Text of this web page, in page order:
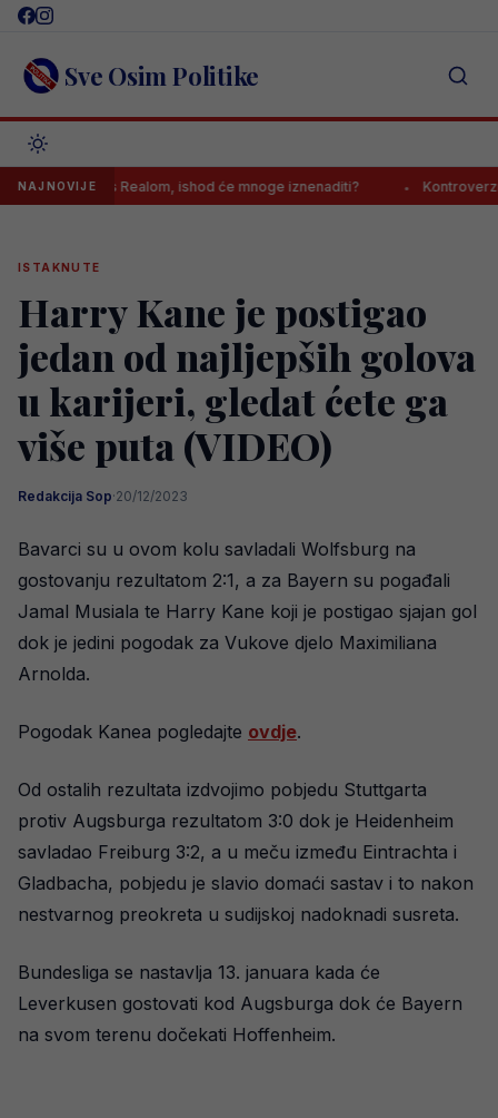
Skip
content Sve Osim Politike
NAJNOVIJEs Realom, ishod će mnoge iznenaditi? Kontroverzni
ISTAKNUTE
Harry Kane je postigao
jedan od najljepših golova
u karijeri, gledat ćete ga
više puta (VIDEO)
Redakcija Sop·20/12/2023
Bavarci su u ovom kolu savladali Wolfsburg na
gostovanju rezultatom 2:1, a za Bayern su pogađali
Jamal Musiala te Harry Kane koji je postigao sjajan gol
dok je jedini pogodak za Vukove djelo Maximiliana
Arnolda.
Pogodak Kanea pogledajte ovdje.
Od ostalih rezultata izdvojimo pobjedu Stuttgarta
protiv Augsburga rezultatom 3:0 dok je Heidenheim
savladao Freiburg 3:2, a u meču između Eintrachta i
Gladbacha, pobjedu je slavio domaći sastav i to nakon
nestvarnog preokreta u sudijskoj nadoknadi susreta.
Bundesliga se nastavlja 13. januara kada će
Leverkusen gostovati kod Augsburga dok će Bayern
na svom terenu dočekati Hoffenheim.